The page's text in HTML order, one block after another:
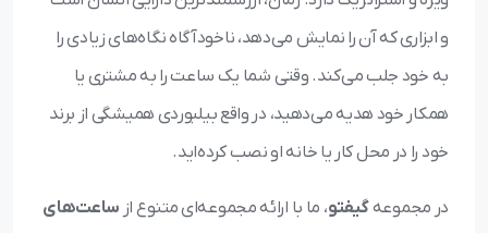
و ابزاری که آن را نمایش می‌دهد، ناخودآگاه نگاه‌های زیادی را
به خود جلب می‌کند. وقتی شما یک ساعت را به مشتری یا
همکار خود هدیه می‌دهید، در واقع بیلبوردی همیشگی از برند
خود را در محل کار یا خانه او نصب کرده‌اید.
در مجموعهگیفتو، ما با ارائه مجموعه‌ای متنوع از ساعت‌های